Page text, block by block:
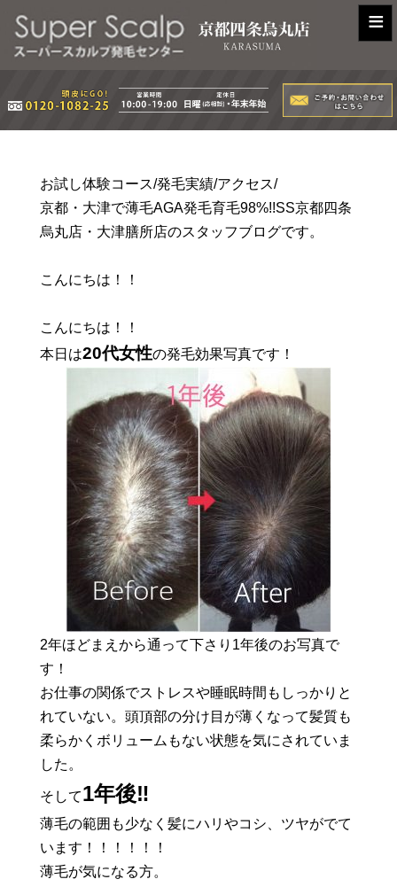
≡
お試し体験コース/発毛実績/アクセス/
京都・大津で薄毛AGA発毛育毛98%!!SS京都四条
烏丸店・大津膳所店のスタッフブログです。
こんにちは！！
こんにちは！！
本日は20代女性の発毛効果写真です！
2年ほどまえから通って下さり1年後のお写真で
す！
お仕事の関係でストレスや睡眠時間もしっかりと
れていない。頭頂部の分け目が薄くなって髪質も
柔らかくボリュームもない状態を気にされていま
した。
そして1年後‼️
薄毛の範囲も少なく髪にハリやコシ、ツヤがでて
います！！！！！！
薄毛が気になる方。